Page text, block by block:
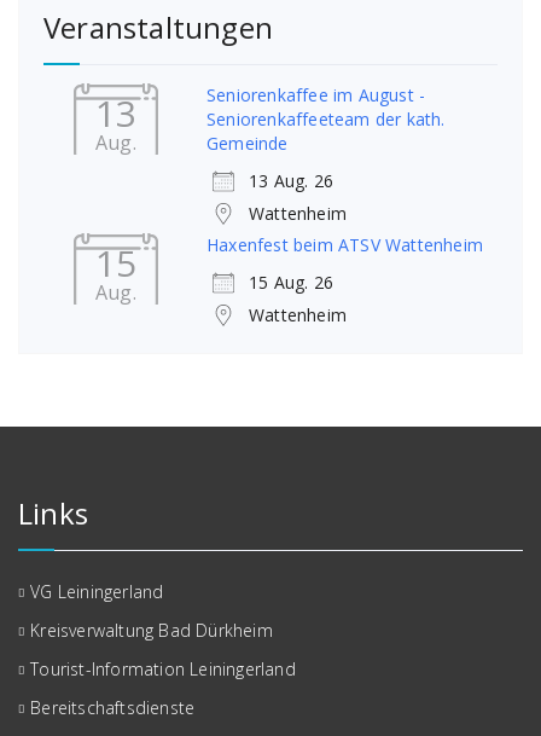
Veranstaltungen
13
Aug.
Seniorenkaffee im August -
Seniorenkaffeeteam der kath.
Gemeinde
13 Aug. 26
Wattenheim
15
Aug.
Haxenfest beim ATSV Wattenheim
15 Aug. 26
Wattenheim
Links
VG Leiningerland
Kreisverwaltung Bad Dürkheim
Tourist-Information Leiningerland
Bereitschaftsdienste